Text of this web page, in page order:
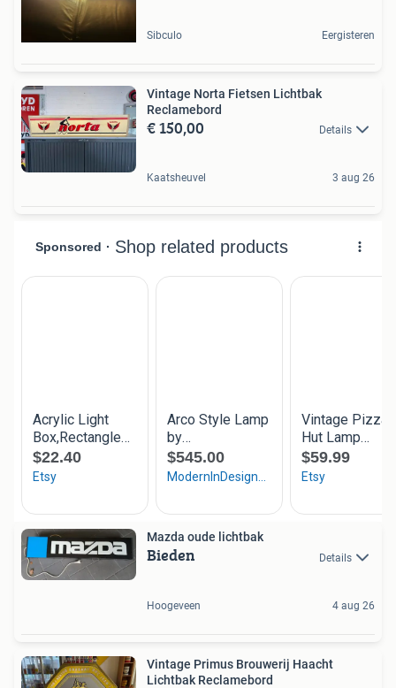
Sibculo Eergisteren
Vintage Norta Fietsen Lichtbak
Reclamebord
€ 150,00 Details
Kaatsheuvel 3 aug 26
Mazda oude lichtbak
Bieden Details
Hoogeveen 4 aug 26
Vintage Primus Brouwerij Haacht
Lichtbak Reclamebord